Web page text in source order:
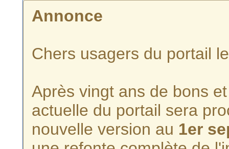
Annonce
Chers usagers du portail
Après vingt ans de bons
actuelle du portail sera
nouvelle version au 1er